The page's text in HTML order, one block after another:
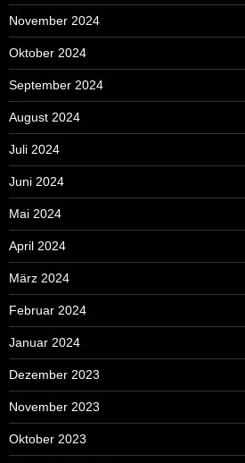
November 2024
Oktober 2024
September 2024
August 2024
Juli 2024
Juni 2024
Mai 2024
April 2024
März 2024
Februar 2024
Januar 2024
Dezember 2023
November 2023
Oktober 2023